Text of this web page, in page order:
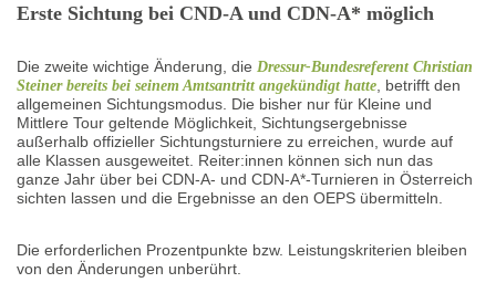
Erste Sichtung bei CND-A und CDN-A* möglich
Die zweite wichtige Änderung, die Dressur-Bundesreferent Christian
Steiner bereits bei seinem Amtsantritt angekündigt hatte , betrifft den
allgemeinen Sichtungsmodus. Die bisher nur für Kleine und
Mittlere Tour geltende Möglichkeit, Sichtungsergebnisse
außerhalb offizieller Sichtungsturniere zu erreichen, wurde auf
alle Klassen ausgeweitet. Reiter:innen können sich nun das
ganze Jahr über bei CDN-A- und CDN-A*-Turnieren in Österreich
sichten lassen und die Ergebnisse an den OEPS übermitteln.
Die erforderlichen Prozentpunkte bzw. Leistungskriterien bleiben
von den Änderungen unberührt.